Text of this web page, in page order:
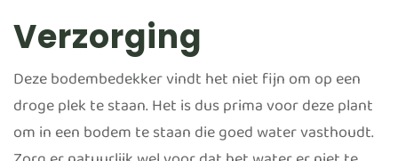
Verzorging
Deze bodembedekker vindt het niet fijn om op een
droge plek te staan. Het is dus prima voor deze plant
om in een bodem te staan die goed water vasthoudt.